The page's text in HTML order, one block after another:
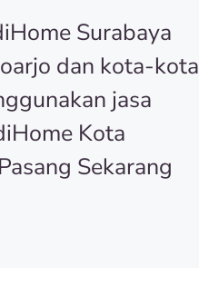
Surabaya
dan kota-kota
jasa
Kota
Sekarang